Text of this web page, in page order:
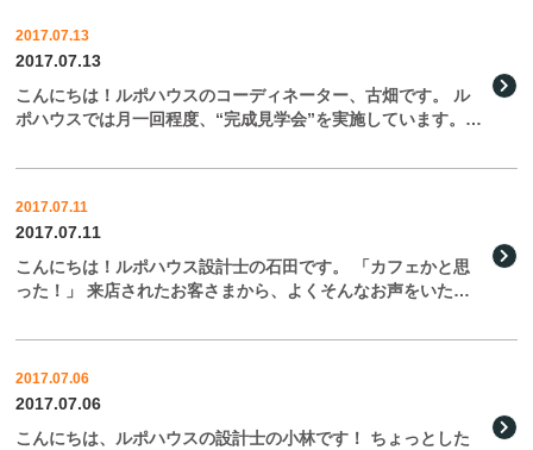
2017.07.13
2017.07.13
こんにちは！ルポハウスのコーディネーター、古畑です。 ル
ポハウスでは月一回程度、“完成見学会”を実施しています。
ますが、完成見学会では、お客さまのご厚意で、実際に […]
2017.07.11
2017.07.11
こんにちは！ルポハウス設計士の石田です。 「カフェかと思
った！」 来店されたお客さまから、よくそんなお声をいただ
タジオが、お客さまにとって少しでも“居心地のいい空間 […]
2017.07.06
2017.07.06
こんにちは、ルポハウスの設計士の小林です！ ちょっとした